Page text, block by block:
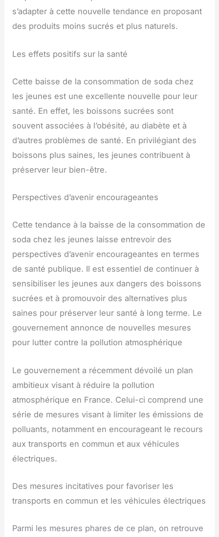
s’adapter à cette nouvelle tendance en proposant
des produits moins sucrés et plus naturels.
Les effets positifs sur la santé
Cette baisse de la consommation de soda chez
les jeunes est une excellente nouvelle pour leur
santé. En effet, les boissons sucrées sont
souvent associées à l’obésité, au diabète et à
d’autres problèmes de santé. En privilégiant des
boissons plus saines, les jeunes contribuent à
préserver leur bien-être.
Perspectives d’avenir encourageantes
Cette tendance à la baisse de la consommation de
soda chez les jeunes laisse entrevoir des
perspectives d’avenir encourageantes en termes
de santé publique. Il est essentiel de continuer à
sensibiliser les jeunes aux dangers des boissons
sucrées et à promouvoir des alternatives plus
saines pour préserver leur santé à long terme. Le
gouvernement annonce de nouvelles mesures
pour lutter contre la pollution atmosphérique
Le gouvernement a récemment dévoilé un plan
ambitieux visant à réduire la pollution
atmosphérique en France. Celui-ci comprend une
série de mesures visant à limiter les émissions de
polluants, notamment en encourageant le recours
aux transports en commun et aux véhicules
électriques.
Des mesures incitatives pour favoriser les
transports en commun et les véhicules électriques
Parmi les mesures phares de ce plan, on retrouve